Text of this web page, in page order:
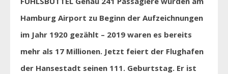
Hamburg Airport zu Beginn der Aufzeichnungen
im Jahr 1920 gezählt – 2019 waren es bereits
mehr als 17 Millionen. Jetzt feiert der Flughafen
der Hansestadt seinen 111. Geburtstag. Er ist